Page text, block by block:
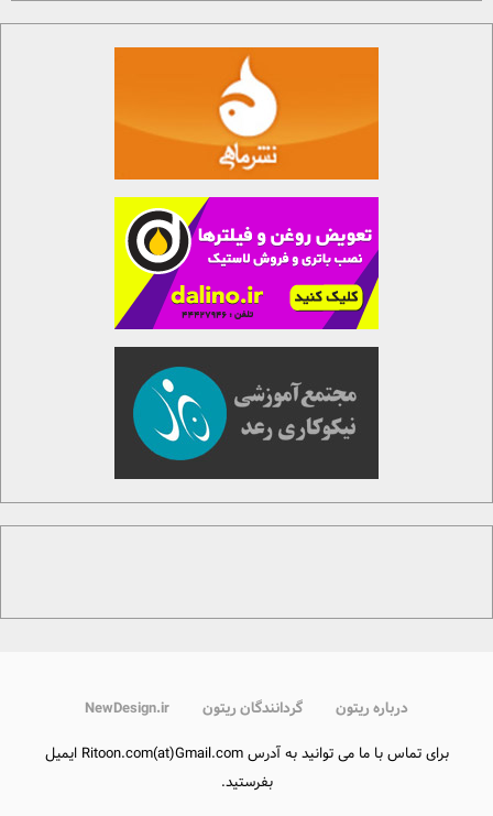
درباره ریتون گردانندگان ریتون NewDesign.ir
برای تماس با ما می توانید به آدرس Ritoon.com(at)Gmail.com ایمیل
بفرستید.